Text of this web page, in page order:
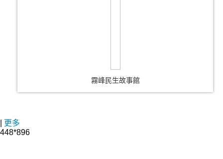
霧峰民生故事館
更多
448*896